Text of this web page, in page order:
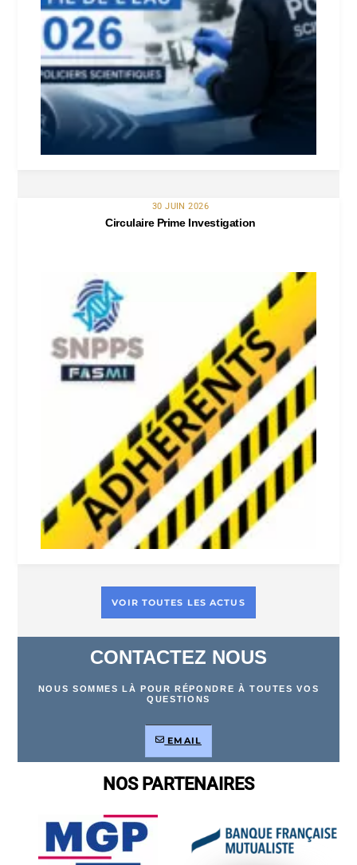
30 JUIN 2026
Circulaire Prime Investigation
VOIR TOUTES LES ACTUS
CONTACTEZ NOUS
NOUS SOMMES LÀ POUR RÉPONDRE À TOUTES VOS
QUESTIONS
EMAIL
NOS PARTENAIRES